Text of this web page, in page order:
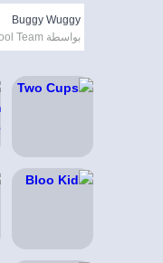
Buggy Wuggy
بواسطة Stickman vs Monster School Team